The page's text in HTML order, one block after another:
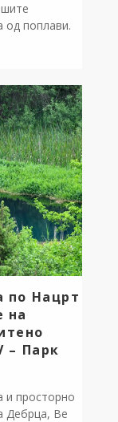
од поплави.
критични
да се […]
по Нацрт
на
– Парк
и просторно
Дебрца, Ве